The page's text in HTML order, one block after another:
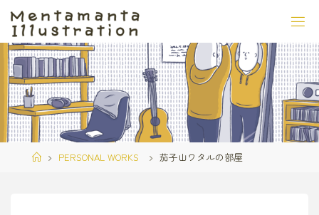
テ
ン
ツ
へ
ス
キ
ホ
PERSONAL WORKS 茄子山ワタルの部屋